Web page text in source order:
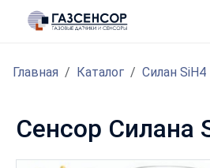
Главная Каталог Силан SiH4
Сенсор Силана